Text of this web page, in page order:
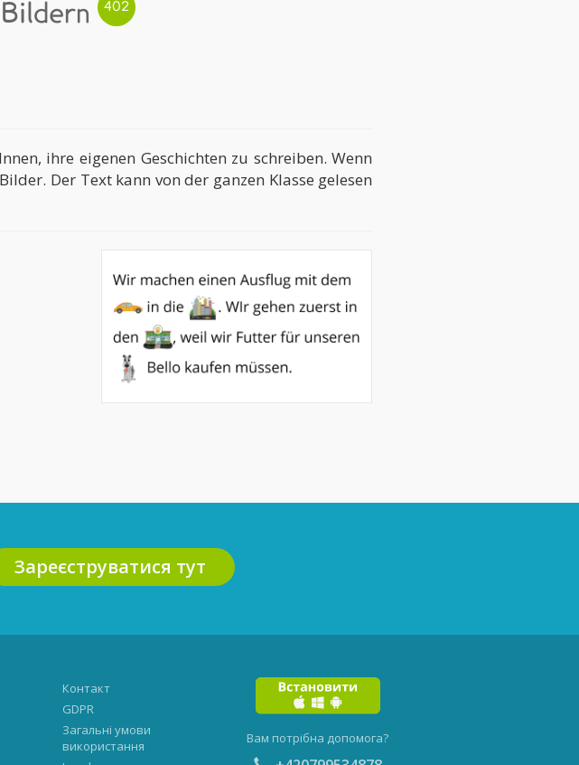
ihre eigenen Geschichten zu schreiben. Wenn
Der Text kann von der ganzen Klasse gelesen
Зареєструватися тут
Контакт
GDPR
Загальні умови
використання
Вам потрібна допомога?